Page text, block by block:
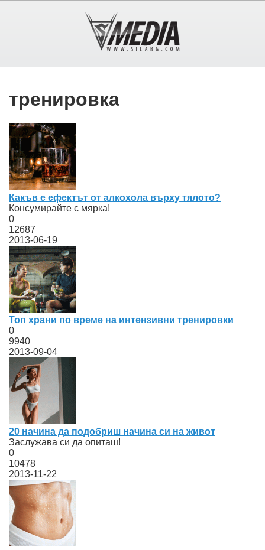
тренировка
Какъв е ефектът от алкохола върху тялото?
Консумирайте с мярка!
0
12687
2013-06-19
Топ храни по време на интензивни тренировки
0
9940
2013-09-04
20 начина да подобриш начина си на живот
Заслужава си да опиташ!
0
10478
2013-11-22